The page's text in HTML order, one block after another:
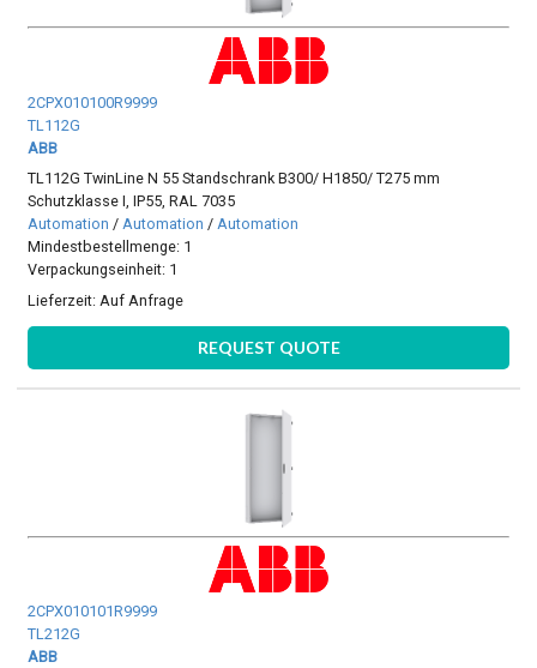
2CPX010100R9999
TL112G
ABB
TL112G TwinLine N 55 Standschrank B300/ H1850/ T275 mm
Schutzklasse I, IP55, RAL 7035
Automation /Automation /Automation
Mindestbestellmenge: 1
Verpackungseinheit: 1
Lieferzeit: Auf Anfrage
REQUEST QUOTE
2CPX010101R9999
TL212G
ABB